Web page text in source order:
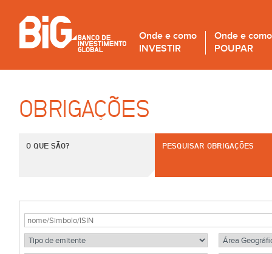
Onde e como
INVESTIR
Onde e como
POUPAR
OBRIGAÇÕES
O QUE SÃO? PESQUISAR OBRIGAÇÕES